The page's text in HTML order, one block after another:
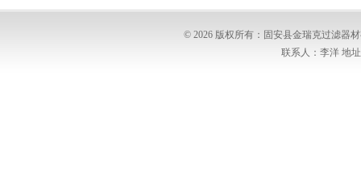
© 2026 版权所有：固安县金瑞克过滤器
联系人：李洋 地